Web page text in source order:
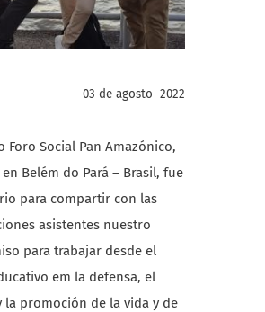
03 de agosto 2022
Foro Social Pan Amazónico,
Belém do Pará – Brasil, fue
para compartir con las
asistentes nuestro
para trabajar desde el
em la defensa, el
la promoción de la vida y de